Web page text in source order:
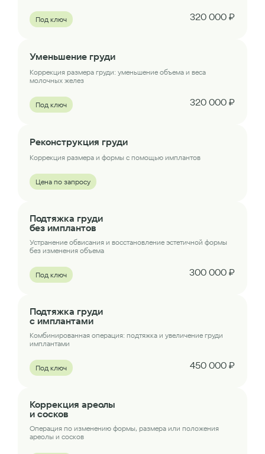
Под ключ 320 000 ₽
Уменьшение груди
Коррекция размера груди: уменьшение объема и веса
молочных желез
Под ключ 320 000 ₽
Реконструкция груди
Коррекция размера и формы с помощью имплантов
Цена по запросу
Подтяжка груди
без имплантов
Устранение обвисания и восстановление эстетичной формы
без изменения объема
Под ключ 300 000 ₽
Подтяжка груди
с имплантами
Комбинированная операция: подтяжка и увеличение груди
имплантами
Под ключ 450 000 ₽
Коррекция ареолы
и сосков
Операция по изменению формы, размера или положения
ареолы и сосков